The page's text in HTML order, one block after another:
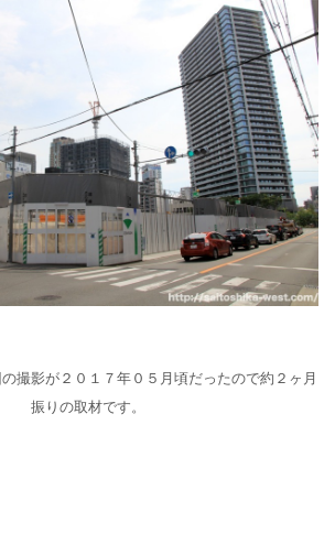
撮影が２０１７年０５月頃だったので約２ヶ月
振りの取材です。